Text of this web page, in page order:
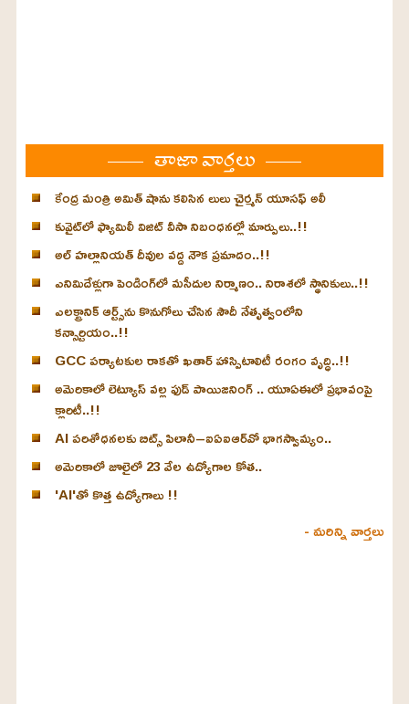
తాజా వార్తలు
కేంద్ర మంత్రి అమిత్ షాను కలిసిన లులు చైర్మన్ యూసఫ్ అలీ
కువైట్‌లో ఫ్యామిలీ విజిట్ వీసా నిబంధనల్లో మార్పులు..!!
అల్ హల్లానియత్ దీవుల వద్ద నౌక ప్రమాదం..!!
ఎనిమిదేళ్లుగా పెండింగ్‌లో మసీదుల నిర్మాణం.. నిరాశలో స్థానికులు..!!
ఎలక్ట్రానిక్ ఆర్ట్స్‌ను కొనుగోలు చేసిన సౌదీ నేతృత్వంలోని
కన్సార్టియం..!!
GCC పర్యాటకుల రాకతో ఖతార్ హాస్పిటాలిటీ రంగం వృద్ధి..!!
అమెరికాలో లెట్యూస్ వల్ల ఫుడ్ పాయిజనింగ్ .. యూఏఈలో ప్రభావంపై
క్లారిటీ..!!
AI పరిశోధనలకు బిట్స్ పిలానీ–ఐఏఐఆర్‌వో భాగస్వామ్యం..
అమెరికాలో జూలైలో 23 వేల ఉద్యోగాల కోత..
'AI'తో కొత్త ఉద్యోగాలు !!
- మరిన్ని వార్తలు